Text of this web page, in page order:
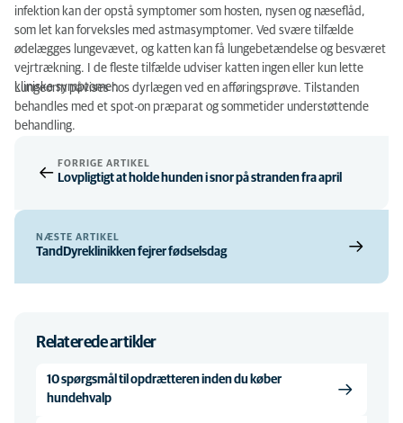
infektion kan der opstå symptomer som hosten, nysen og næseflåd,
som let kan forveksles med astmasymptomer. Ved svære tilfælde
ødelægges lungevævet, og katten kan få lungebetændelse og besværet
vejrtrækning. I de fleste tilfælde udviser katten ingen eller kun lette
kliniske symptomer.
Lungeorm påvises hos dyrlægen ved en afføringsprøve. Tilstanden
behandles med et spot-on præparat og sommetider understøttende
behandling.
FORRIGE ARTIKEL
Lovpligtigt at holde hunden i snor på stranden fra april
NÆSTE ARTIKEL
TandDyreklinikken fejrer fødselsdag
Relaterede artikler
10 spørgsmål til opdrætteren inden du køber
hundehvalp